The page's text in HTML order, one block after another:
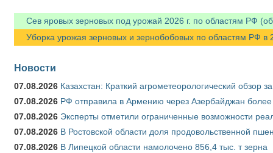
Сев яровых зерновых под урожай 2026 г. по областям РФ
Уборка урожая зерновых и зернобобовых по областям РФ в
Новости
07.08.2026 Казахстан: Краткий агрометеорологический обзор
07.08.2026 РФ отправила в Армению через Азербайджан более
07.08.2026 Эксперты отметили ограниченные возможности
07.08.2026 В Ростовской области доля продовольственной
07.08.2026 В Липецкой области намолочено 856,4 тыс. т зерна